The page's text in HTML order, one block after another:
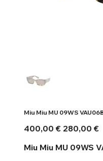
Miu Miu MU 09WS
Αρχική
τιμή
400,00 € Τιμή
έκπτωσης
280,00 €
Miu Miu MU 09WS